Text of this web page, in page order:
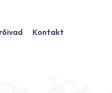
Kontakt